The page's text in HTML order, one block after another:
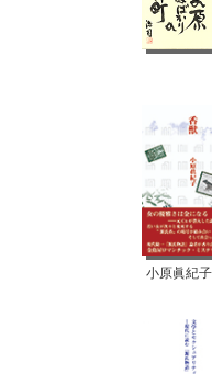
小原眞紀